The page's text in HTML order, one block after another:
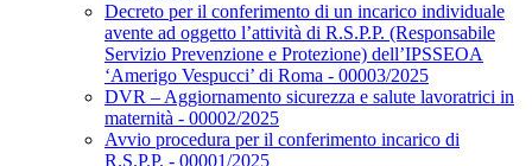
Decreto per il conferimento di un incarico individuale
avente ad oggetto l’attività di R.S.P.P. (Responsabile
Servizio Prevenzione e Protezione) dell’IPSSEOA
‘Amerigo Vespucci’ di Roma - 00003/2025
DVR – Aggiornamento sicurezza e salute lavoratrici in
maternità - 00002/2025
Avvio procedura per il conferimento incarico di
R.S.P.P. - 00001/2025